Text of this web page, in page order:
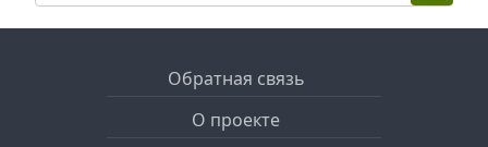
Обратная связь
О проекте